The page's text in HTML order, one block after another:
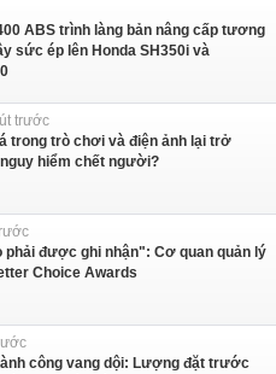
ABS trình làng bản nâng cấp tương
sức ép lên Honda SH350i và
trước
trong trò chơi và điện ảnh lại trở
hiểm chết người?
được ghi nhận": Cơ quan quản lý
Choice Awards
công vang dội: Lượng đặt trước